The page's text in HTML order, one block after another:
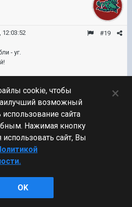
#19
12:03:52
- уг.
cookie, чтобы
возможный
использование сайта
Нажимая кнопку
сайт, Вы
OK
×